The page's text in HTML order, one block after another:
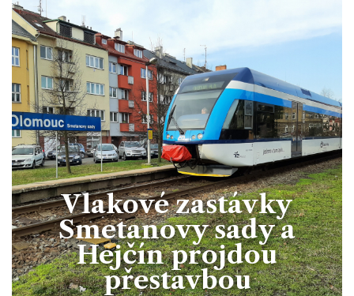
Vlakové zastávky
Smetanovy sady a
Hejčín projdou
přestavbou